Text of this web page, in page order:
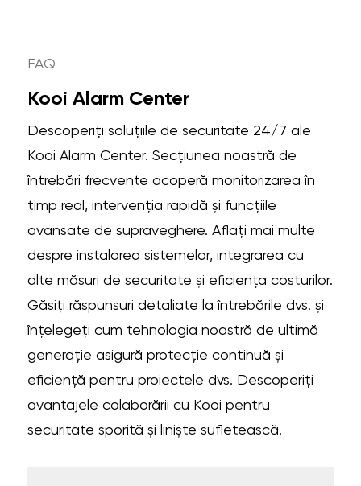
FAQ
Kooi Alarm Center
Descoperiți soluțiile de securitate 24/7 ale
Kooi Alarm Center. Secțiunea noastră de
întrebări frecvente acoperă monitorizarea în
timp real, intervenția rapidă și funcțiile
avansate de supraveghere. Aflați mai multe
despre instalarea sistemelor, integrarea cu
alte măsuri de securitate și eficiența costurilor.
Găsiți răspunsuri detaliate la întrebările dvs. și
înțelegeți cum tehnologia noastră de ultimă
generație asigură protecție continuă și
eficiență pentru proiectele dvs. Descoperiți
avantajele colaborării cu Kooi pentru
securitate sporită și liniște sufletească.